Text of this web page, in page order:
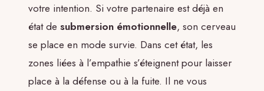
votre intention. Si votre partenaire est déjà en
état de submersion émotionnelle, son cerveau
se place en mode survie. Dans cet état, les
zones liées à l’empathie s’éteignent pour laisser
place à la défense ou à la fuite. Il ne vous